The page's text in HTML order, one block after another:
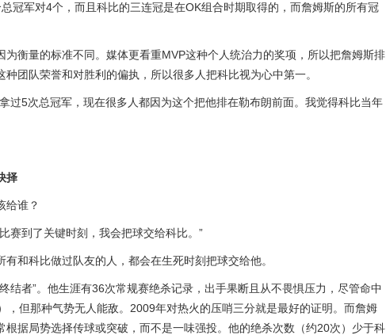
冠军对4个，而且科比的三连冠是在OK组合时期取得的，而詹姆斯的所有冠
为衡量的标准不同。媒体更看重MVP这种个人统治力的奖项，所以把詹姆斯排
团队荣誉和对胜利的偏执，所以很多人把科比视为心中第一。
过5次总冠军，现在很多人都因为这个把他排在勒布朗前面。我觉得科比当年
择
给谁？
赛到了关键时刻，我会把球交给科比。”
和科比做过队友的人，都会在生死时刻把球交给他。
结者”。他生涯有36次常规赛绝杀记录，出手果断且从不畏惧压力，尽管命中
，但那种气势无人能敌。2009年对热火的压哨三分就是最好的证明。而詹姆
根据局势选择传球或突破，而不是一味强投。他的绝杀次数（约20次）少于科